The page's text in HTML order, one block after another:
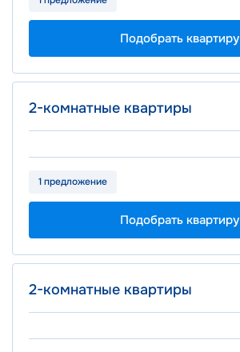
Подобрать квартиру
2-комнатные квартиры
от 40.80 м 2от 18.4 млн ₽
1 предложение
Подобрать квартиру
2-комнатные квартиры
от 40.40 м2от 16.8 млн ₽